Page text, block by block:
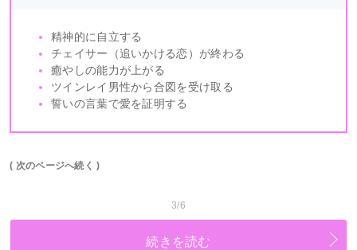
精神的に自立する
チェイサー（追いかける恋）が終わる
癒やしの能力が上がる
ツインレイ男性から合図を受け取る
誓いの言葉で愛を証明する
( 次のページへ続く )
3/6
続きを読む